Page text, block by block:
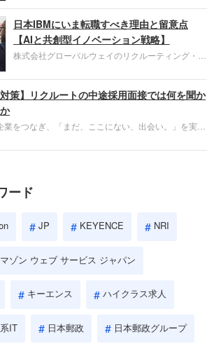
圧倒的な存在感を持つAmazon。中途採用面接では
過去の具体的な業務成果やリーダーシップの発揮、
失敗からの学びが重視され、人間性やカルチャーフ
ィットも評価対象となり、長期的に成長できる仲間
であるかを多角的に審査されます。
日本IBMにいま転職すべき理由と留意点
【AIと共創型イノベーション戦略】
株式会社グローバルウェイのリクルーティング・パ
パーソンが利用する企業口コミサイト「キャリコ
ネ」の転職エージェントがお勧めするイチオシ企業
IBMです。採用面接対策の企業研究にご活用くださ
い。
対策】リクルートの中途採用面接では何を聞か
業をつなぎ、「まだ、ここにない、出会い。」を実現
での成果を具体的に問われるほか、「人間性」も評価
ード
JP KEYENCE NRI
ゾン ウェブ サービス ジャパン
キーエンス ハイクラス求人
IT 日本郵政 日本郵政グループ